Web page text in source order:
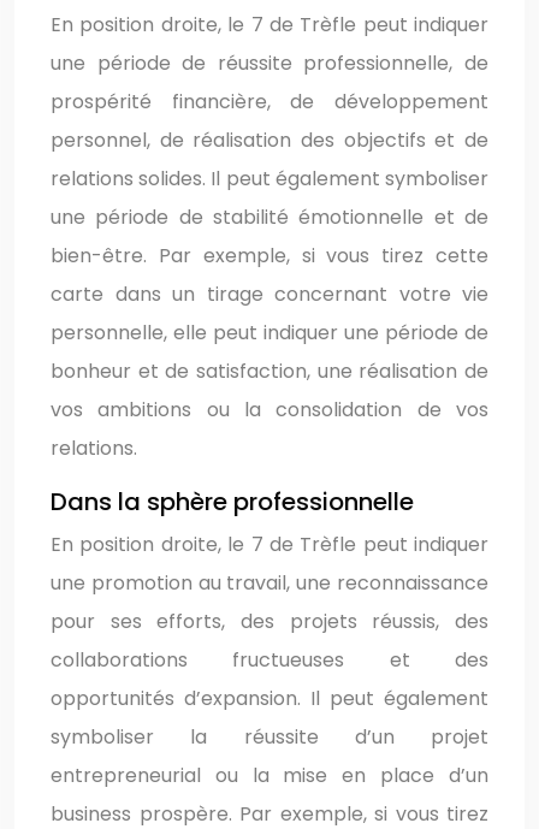
En position droite, le 7 de Trèfle peut indiquer
une période de réussite professionnelle, de
prospérité financière, de développement
personnel, de réalisation des objectifs et de
relations solides. Il peut également symboliser
une période de stabilité émotionnelle et de
bien-être. Par exemple, si vous tirez cette
carte dans un tirage concernant votre vie
personnelle, elle peut indiquer une période de
bonheur et de satisfaction, une réalisation de
vos ambitions ou la consolidation de vos
relations.
Dans la sphère professionnelle
En position droite, le 7 de Trèfle peut indiquer
une promotion au travail, une reconnaissance
pour ses efforts, des projets réussis, des
collaborations fructueuses et des
opportunités d’expansion. Il peut également
symboliser la réussite d’un projet
entrepreneurial ou la mise en place d’un
business prospère. Par exemple, si vous tirez